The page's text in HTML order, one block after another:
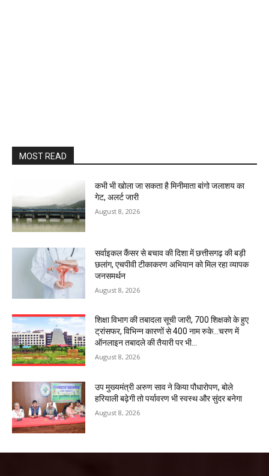
MOST READ
कभी भी खोला जा सकता है मिनीमाता बांगो जलाशय का
गेट, अलर्ट जारी
August 8, 2026
सर्वाइकल कैंसर से बचाव की दिशा में छत्तीसगढ़ की बड़ी
छलांग, एचपीवी टीकाकरण अभियान को मिल रहा व्यापक
जनसमर्थन
August 8, 2026
शिक्षा विभाग की तबादला सूची जारी, 700 शिक्षको के हुए
ट्रांसफर, विभिन्न कारणों से 400 नाम रुके…चरण में
ऑनलाइन तबादले की तैयारी पर भी...
August 8, 2026
उप मुख्यमंत्री अरुण साव ने किया पौधारोपण, बोले
हरियाली बढ़ेगी तो पर्यावरण भी स्वस्थ और सुंदर बनेगा
August 8, 2026